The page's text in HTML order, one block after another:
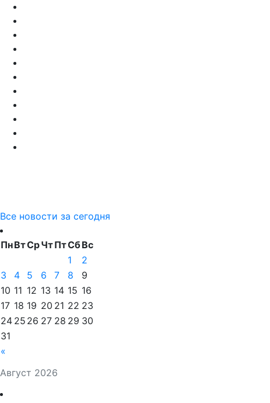
Все новости за сегодня
Август 2026
ПнВтСрЧтПтСбВс
«
1
2
3
4 5 6 7 8
9
10 11 12 13 14 15 16
17 18 19 20 21 22 23
24 25 26 27 28 29 30
31